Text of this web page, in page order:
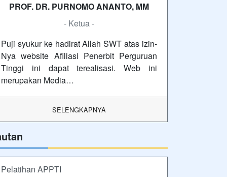
PROF. DR. PURNOMO ANANTO, MM
- Ketua -
Puji syukur ke hadirat Allah SWT atas izin-
Nya website Afiliasi Penerbit Perguruan
Tinggi ini dapat terealisasi. Web ini
merupakan Media…
SELENGKAPNYA
Pelatihan APPTI